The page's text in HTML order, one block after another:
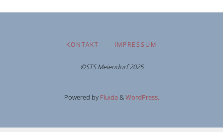
KONTAKT IMPRESSUM
©STS Meiendorf 2025
Powered byFluida &WordPress.